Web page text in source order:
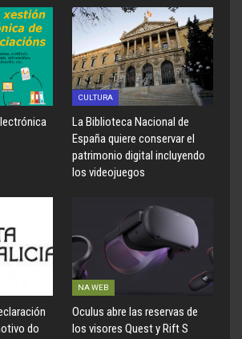
CULTURA
La Biblioteca Nacional de
España quiere conservar el
patrimonio digital incluyendo
los videojuegos
do
NA WEB
Oculus abre las reservas de
los visores Quest y Rift S